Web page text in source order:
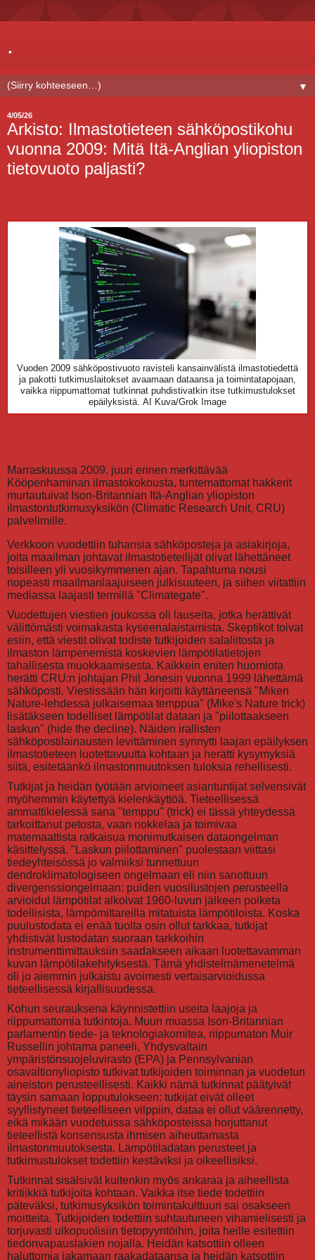
.
▼
4/05/26
Arkisto: Ilmastotieteen sähköpostikohu
vuonna 2009: Mitä Itä-Anglian yliopiston
tietovuoto paljasti?
Vuoden 2009 sähköpostivuoto ravisteli kansainvälistä ilmastotiedettä
ja pakotti tutkimuslaitokset avaamaan dataansa ja toimintatapojaan,
vaikka riippumattomat tutkinnat puhdistivatkin itse tutkimustulokset
epäilyksistä. AI Kuva/Grok Image
Marraskuussa 2009, juuri ennen merkittävää
Kööpenhaminan ilmastokokousta, tuntemattomat hakkerit
murtautuivat Ison-Britannian Itä-Anglian yliopiston
ilmastontutkimusyksikön (Climatic Research Unit, CRU)
palvelimille.
Verkkoon vuodettiin tuhansia sähköposteja ja asiakirjoja,
joita maailman johtavat ilmastotieteilijät olivat lähettäneet
toisilleen yli vuosikymmenen ajan. Tapahtuma nousi
nopeasti maailmanlaajuiseen julkisuuteen, ja siihen viitattiin
mediassa laajasti termillä "Climategate".
Vuodettujen viestien joukossa oli lauseita, jotka herättivät
välittömästi voimakasta kyseenalaistamista. Skeptikot toivat
esiin, että viestit olivat todiste tutkijoiden salaliitosta ja
ilmaston lämpenemistä koskevien lämpötilatietojen
tahallisesta muokkaamisesta. Kaikkein eniten huomiota
herätti CRU:n johtajan Phil Jonesin vuonna 1999 lähettämä
sähköposti. Viestissään hän kirjoitti käyttäneensä "Miken
Nature-lehdessä julkaisemaa temppua" (Mike's Nature trick)
lisätäkseen todelliset lämpötilat dataan ja "piilottaakseen
laskun" (hide the decline). Näiden irallisten
sähköpostilainausten levittäminen synnytti laajan epäilyksen
ilmastotieteen luotettavuutta kohtaan ja herätti kysymyksiä
siitä, esitetäänkö ilmastonmuutoksen tuloksia rehellisesti.
Tutkijat ja heidän työtään arvioineet asiantuntijat selvensivät
myöhemmin käytettyä kielenkäyttöä. Tieteellisessä
ammattikielessä sana "temppu" (trick) ei tässä yhteydessä
tarkoittanut petosta, vaan nokkelaa ja toimivaa
matemaattista ratkaisua monimutkaisen dataongelman
käsittelyssä. "Laskun piilottaminen" puolestaan viittasi
tiedeyhteisössä jo valmiiksi tunnettuun
dendroklimatologiseen ongelmaan eli niin sanottuun
divergenssiongelmaan: puiden vuosilustojen perusteella
arvioidut lämpötilat alkoivat 1960-luvun jälkeen poiketa
todellisista, lämpömittareilla mitatuista lämpötiloista. Koska
puulustodata ei enää tuolta osin ollut tarkkaa, tutkijat
yhdistivät lustodatan suoraan tarkkoihin
instrumenttimittauksiin saadakseen aikaan luotettavamman
kuvan lämpötilakehityksestä. Tämä yhdistelmämenetelmä
oli jo aiemmin julkaistu avoimesti vertaisarvioidussa
tieteellisessä kirjallisuudessa.
Kohun seurauksena käynnistettiin useita laajoja ja
riippumattomia tutkintoja. Muun muassa Ison-Britannian
parlamentin tiede- ja teknologiakomitea, riippumaton Muir
Russellin johtama paneeli, Yhdysvaltain
ympäristönsuojeluvirasto (EPA) ja Pennsylvanian
osavaltionyliopisto tutkivat tutkijoiden toiminnan ja vuodetun
aineiston perusteellisesti. Kaikki nämä tutkinnat päätyivät
täysin samaan lopputulokseen: tutkijat eivät olleet
syyllistyneet tieteelliseen vilppiin, dataa ei ollut väärennetty,
eikä mikään vuodetuissa sähköposteissa horjuttanut
tieteellistä konsensusta ihmisen aiheuttamasta
ilmastonmuutoksesta. Lämpötiladatan perusteet ja
tutkimustulokset todettiin kestäviksi ja oikeellisiksi.
Tutkinnat sisälsivät kuitenkin myös ankaraa ja aiheellista
kritiikkiä tutkijoita kohtaan. Vaikka itse tiede todettiin
päteväksi, tutkimusyksikön toimintakulttuuri sai osakseen
moitteita. Tutkijoiden todettiin suhtautuneen vihamielisesti ja
torjuvasti ulkopuolisiin tietopyyntöihin, joita heille esitettiin
tiedonvapauslakien nojalla. Heidän katsottiin olleen
haluttomia jakamaan raakadataansa ja heidän katsottiin